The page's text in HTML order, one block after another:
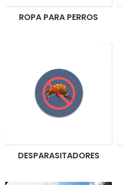
ROPA PARA PERROS
DESPARASITADORES